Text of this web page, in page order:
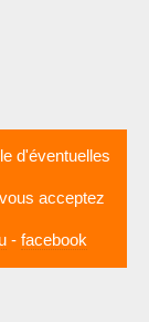
d'éventuelles
acceptez
- facebook